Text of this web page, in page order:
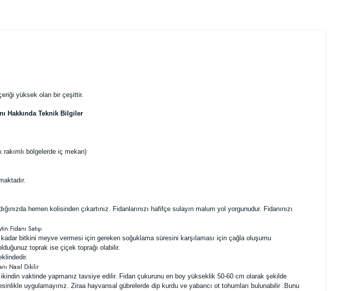
yüksek olan bir çeşittir.
Hakkında Teknik Bilgiler
rakımlı bölgelerde iç mekan)
hemen kolisinden çıkartınız. Fidanlarınızı hafifçe sulayın malum yol yorgunudur. Fidanınızı
bitkini meyve vermesi için gereken soğuklama süresini karşılaması için çağla oluşumu
toprak ise çiçek toprağı olabilir.
vaktinde yapmanız tavsiye edilir. Fidan çukurunu en boy yükseklik 50-60 cm olarak şekilde
uygulamayınız. Ziraa hayvansal gübrelerde dip kurdu ve yabancı ot tohumları bulunabilir .Bunu